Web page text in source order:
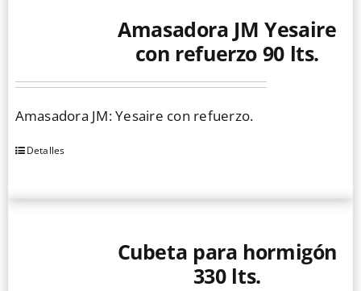
Amasadora JM Yesaire
con refuerzo 90 lts.
Amasadora JM: Yesaire con refuerzo.
Detalles
Cubeta para hormigón
330 lts.